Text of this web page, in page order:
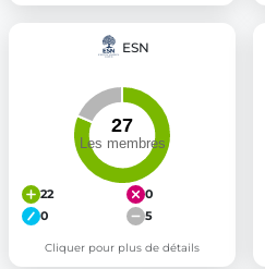
ESN
22
0
0
5
Cliquer pour plus de détails